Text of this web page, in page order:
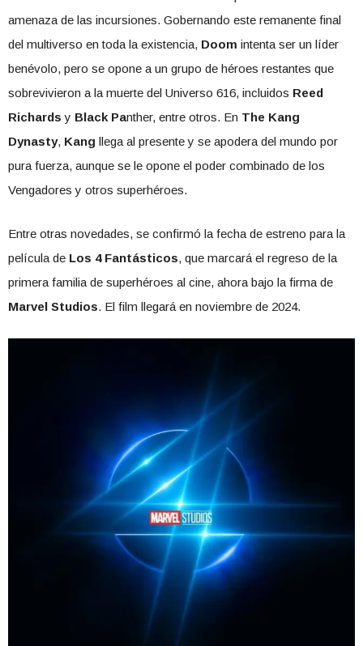
amenaza de las incursiones. Gobernando este remanente final
del multiverso en toda la existencia, Doom intenta ser un líder
benévolo, pero se opone a un grupo de héroes restantes que
sobrevivieron a la muerte del Universo 616, incluidos Reed
Richardsy Black Panther, entre otros. En The Kang
Dynasty, Kang llega al presente y se apodera del mundo por
pura fuerza, aunque se le opone el poder combinado de los
Vengadores y otros superhéroes.
Entre otras novedades, se confirmó la fecha de estreno para la
película de Los 4 Fantásticos, que marcará el regreso de la
primera familia de superhéroes al cine, ahora bajo la firma de
Marvel Studios. El film llegará en noviembre de 2024.